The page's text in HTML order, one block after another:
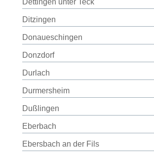
Dettingen unter Teck
Ditzingen
Donaueschingen
Donzdorf
Durlach
Durmersheim
Dußlingen
Eberbach
Ebersbach an der Fils